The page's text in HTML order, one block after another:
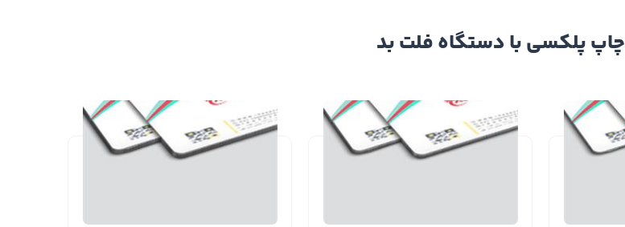
چاپ پلکسی با دستگاه فلت بد